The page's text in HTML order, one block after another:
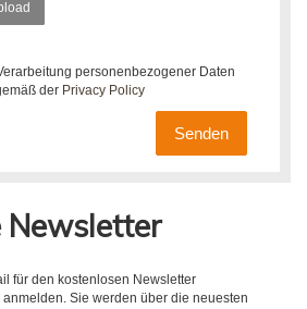
personenbezogener Daten
der Privacy Policy
Senden
für den kostenlosen Newsletter
Sie werden über die neuesten